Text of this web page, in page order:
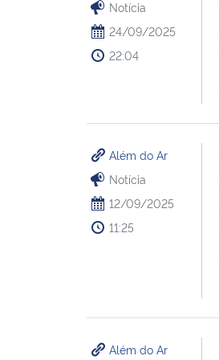
Notícia
24/09/2025
22:04
Além do Ar
Notícia
12/09/2025
11:25
Além do Ar